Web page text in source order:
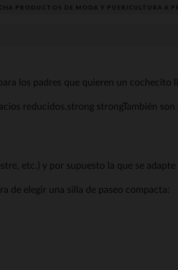
PRODUCTOS DE MODA Y PUERICULTURA A
los padres que quieren un cochecito
reducidos.strong strongTambién
etc.) y por supuesto la que se
de elegir una silla de paseo compacta: